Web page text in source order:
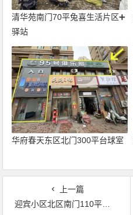
清华苑南门70平兔喜生活片区➕
驿站
华府春天东区北门300平台球室
上一篇
迎宾小区北区南门110平出租